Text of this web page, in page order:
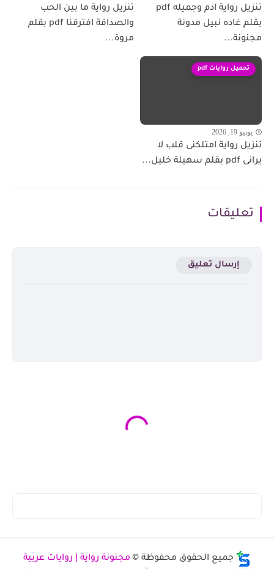
تنزيل رواية ادم وجميله pdf
بقلم غاده نبيل مدونة
مجنونة...
تنزيل رواية ما بين الحب
والصداقة افترقنا pdf بقلم
مروة...
تحميل روايات pdf
يونيو 19, 2026
تنزيل رواية امتلكنى قلب لا
يرانى pdf بقلم سهيلة خليل...
تعليقات
إرسال تعليق
جميع الحقوق محفوظة © مجنونة رواية | روايات عربية